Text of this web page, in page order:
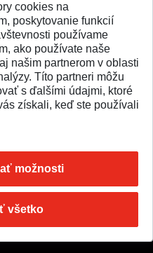
VRCH
cookies na
poskytovanie funkcií
používame
ako používate naše
našim partnerom v oblasti
Títo partneri môžu
s ďalšími údajmi, ktoré
získali, keď ste používali
možnosti
všetko